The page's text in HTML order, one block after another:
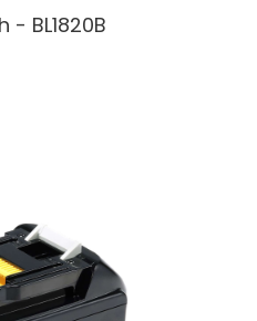
- BL1820B